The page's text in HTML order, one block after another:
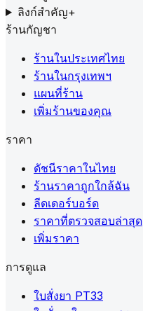
ลิงก์สำคัญ+
ร้านกัญชา
ร้านในประเทศไทย
ร้านในกรุงเทพฯ
แผนที่ร้าน
เพิ่มร้านของคุณ
ราคา
ดัชนีราคาในไทย
ร้านราคาถูกใกล้ฉัน
ลีดเดอร์บอร์ด
ราคาที่ตรวจสอบล่าสุด
เพิ่มราคา
การดูแล
ใบสั่งยา PT33